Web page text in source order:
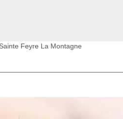
Feyre La Montagne